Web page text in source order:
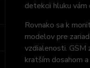
detekcii hluku vám
Rovnako sa k
modelov pre
vzdialenosti. GSM
kratším dosahom